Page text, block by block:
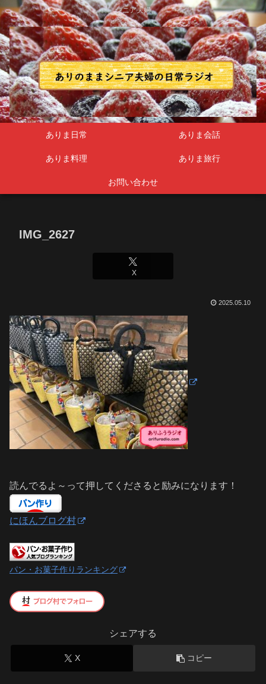
シニア夫婦
ありま日常 ありま会話
ありま料理 ありま旅行
お問い合わせ
IMG_2627
X
2025.05.10
読んでるよ～って押してくださると励みになります！
にほんブログ村
パン・お菓子作りランキング
シェアする
X コピー